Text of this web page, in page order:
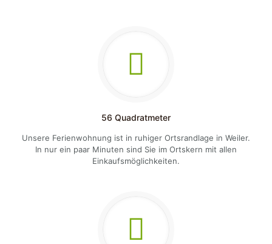
56 Quadratmeter
Unsere Ferienwohnung ist in ruhiger Ortsrandlage in Weiler.
In nur ein paar Minuten sind Sie im Ortskern mit allen
Einkaufsmöglichkeiten.